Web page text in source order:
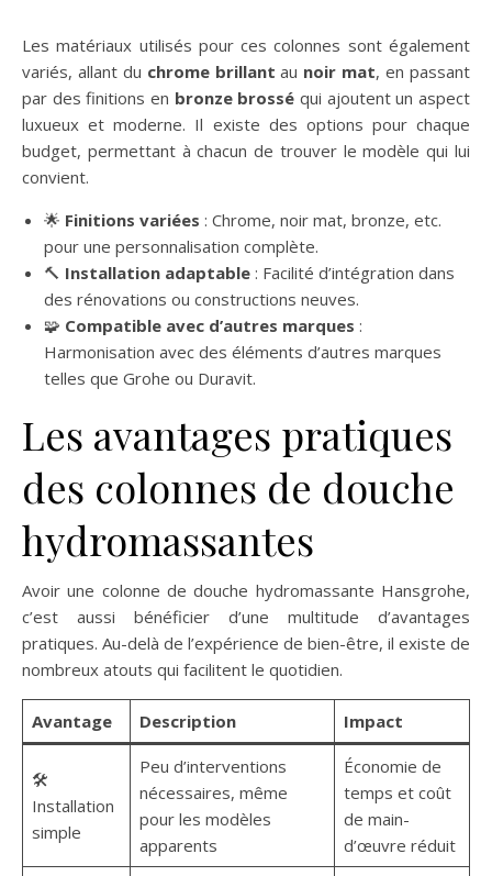
Les matériaux utilisés pour ces colonnes sont également
variés, allant du chrome brillant au noir mat, en passant
par des finitions en bronze brossé qui ajoutent un aspect
luxueux et moderne. Il existe des options pour chaque
budget, permettant à chacun de trouver le modèle qui lui
convient.
🌟 Finitions variées : Chrome, noir mat, bronze, etc.
pour une personnalisation complète.
🔨 Installation adaptable : Facilité d’intégration dans
des rénovations ou constructions neuves.
🧩 Compatible avec d’autres marques :
Harmonisation avec des éléments d’autres marques
telles que Grohe ou Duravit.
Les avantages pratiques
des colonnes de douche
hydromassantes
Avoir une colonne de douche hydromassante Hansgrohe,
c’est aussi bénéficier d’une multitude d’avantages
pratiques. Au-delà de l’expérience de bien-être, il existe de
nombreux atouts qui facilitent le quotidien.
Avantage Description Impact
🛠️
Installation
simple
Peu d’interventions
nécessaires, même
pour les modèles
apparents
Économie de
temps et coût
de main-
d’œuvre réduit